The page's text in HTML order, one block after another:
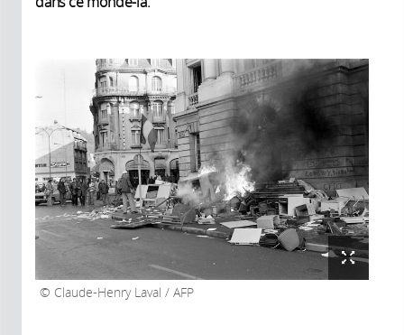
Claude-Henry Laval / AFP